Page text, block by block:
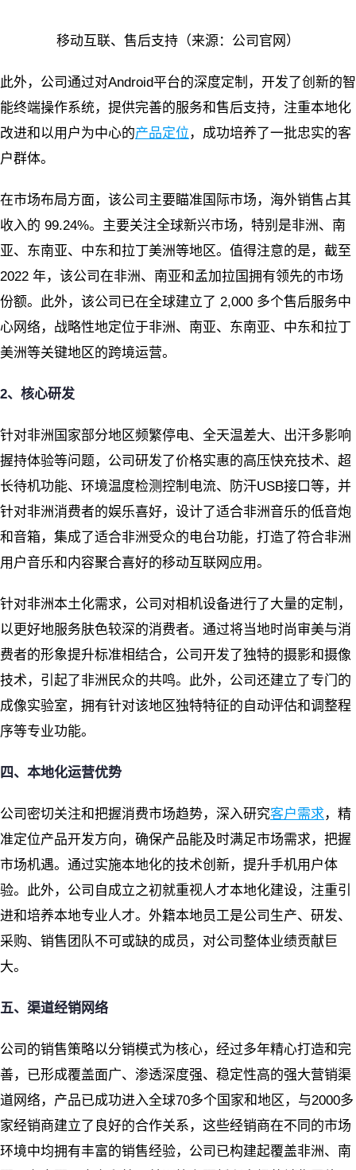
移动互联、售后支持（来源：公司官网）
此外，公司通过对Android平台的深度定制，开发了创新的智
能终端操作系统，提供完善的服务和售后支持，注重本地化
改进和以用户为中心的产品定位 ，成功培养了一批忠实的客
户群体。
在市场布局方面，该公司主要瞄准国际市场，海外销售占其
收入的 99.24%。主要关注全球新兴市场，特别是非洲、南
亚、东南亚、中东和拉丁美洲等地区。值得注意的是，截至
2022 年，该公司在非洲、南亚和孟加拉国拥有领先的市场
份额。此外，该公司已在全球建立了 2,000 多个售后服务中
心网络，战略性地定位于非洲、南亚、东南亚、中东和拉丁
美洲等关键地区的跨境运营。
2、核心研发
针对非洲国家部分地区频繁停电、全天温差大、出汗多影响
握持体验等问题，公司研发了价格实惠的高压快充技术、超
长待机功能、环境温度检测控制电流、防汗USB接口等，并
针对非洲消费者的娱乐喜好，设计了适合非洲音乐的低音炮
和音箱，集成了适合非洲受众的电台功能，打造了符合非洲
用户音乐和内容聚合喜好的移动互联网应用。
针对非洲本土化需求，公司对相机设备进行了大量的定制，
以更好地服务肤色较深的消费者。通过将当地时尚审美与消
费者的形象提升标准相结合，公司开发了独特的摄影和摄像
技术，引起了非洲民众的共鸣。此外，公司还建立了专门的
成像实验室，拥有针对该地区独特特征的自动评估和调整程
序等专业功能。
四、本地化运营优势
公司密切关注和把握消费市场趋势，深入研究客户需求 ，精
准定位产品开发方向，确保产品能及时满足市场需求，把握
市场机遇。通过实施本地化的技术创新，提升手机用户体
验。此外，公司自成立之初就重视人才本地化建设，注重引
进和培养本地专业人才。外籍本地员工是公司生产、研发、
采购、销售团队不可或缺的成员，对公司整体业绩贡献巨
大。
五、渠道经销网络
公司的销售策略以分销模式为核心，经过多年精心打造和完
善，已形成覆盖面广、渗透深度强、稳定性高的强大营销渠
道网络，产品已成功进入全球70多个国家和地区，与2000多
家经销商建立了良好的合作关系，这些经销商在不同的市场
环境中均拥有丰富的销售经验，公司已构建起覆盖非洲、南